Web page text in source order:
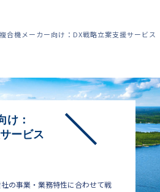
複合機メーカー向け：DX戦略立案支援サービス
け：
ービス
の事業・業務特性に合わせて戦